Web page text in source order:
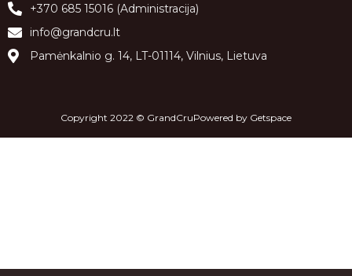
+370 685 15016 (Administracija)
info@grandcru.lt
Pamėnkalnio g. 14, LT-01114, Vilnius, Lietuva
Copyright 2022 © GrandCruPowered by Getspace